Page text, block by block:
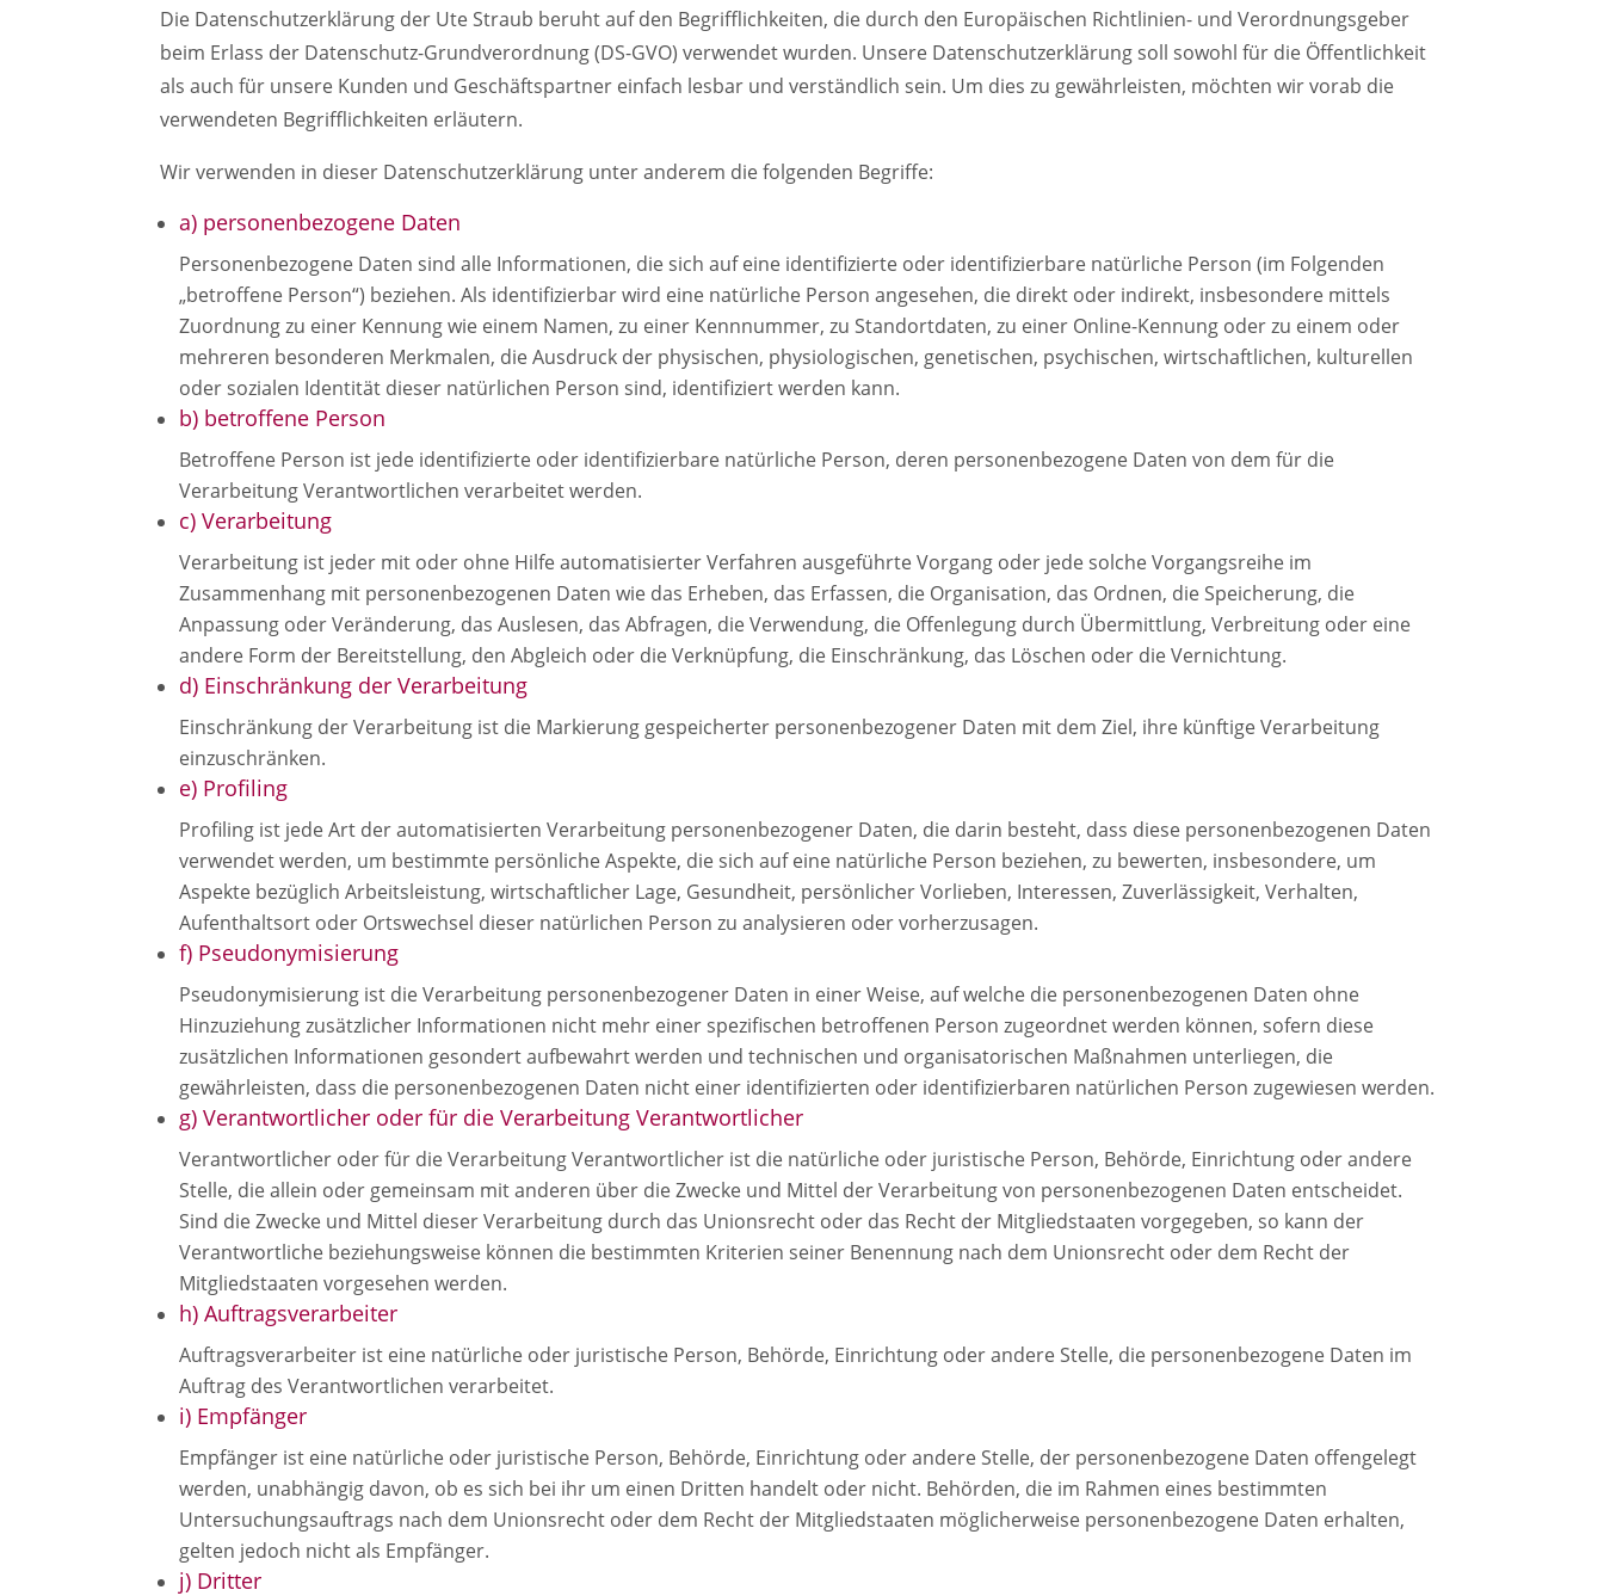
Die Datenschutzerklärung der Ute Straub beruht auf den Begrifflichkeiten, die durch den Europäischen Richtlinien- und Verordnungsgeber
beim Erlass der Datenschutz-Grundverordnung (DS-GVO) verwendet wurden. Unsere Datenschutzerklärung soll sowohl für die Öffentlichkeit
als auch für unsere Kunden und Geschäftspartner einfach lesbar und verständlich sein. Um dies zu gewährleisten, möchten wir vorab die
verwendeten Begrifflichkeiten erläutern.
Wir verwenden in dieser Datenschutzerklärung unter anderem die folgenden Begriffe:
a) personenbezogene Daten
Personenbezogene Daten sind alle Informationen, die sich auf eine identifizierte oder identifizierbare natürliche Person (im Folgenden
„betroffene Person“) beziehen. Als identifizierbar wird eine natürliche Person angesehen, die direkt oder indirekt, insbesondere mittels
Zuordnung zu einer Kennung wie einem Namen, zu einer Kennnummer, zu Standortdaten, zu einer Online-Kennung oder zu einem oder
mehreren besonderen Merkmalen, die Ausdruck der physischen, physiologischen, genetischen, psychischen, wirtschaftlichen, kulturellen
oder sozialen Identität dieser natürlichen Person sind, identifiziert werden kann.
b) betroffene Person
Betroffene Person ist jede identifizierte oder identifizierbare natürliche Person, deren personenbezogene Daten von dem für die
Verarbeitung Verantwortlichen verarbeitet werden.
c) Verarbeitung
Verarbeitung ist jeder mit oder ohne Hilfe automatisierter Verfahren ausgeführte Vorgang oder jede solche Vorgangsreihe im
Zusammenhang mit personenbezogenen Daten wie das Erheben, das Erfassen, die Organisation, das Ordnen, die Speicherung, die
Anpassung oder Veränderung, das Auslesen, das Abfragen, die Verwendung, die Offenlegung durch Übermittlung, Verbreitung oder eine
andere Form der Bereitstellung, den Abgleich oder die Verknüpfung, die Einschränkung, das Löschen oder die Vernichtung.
d) Einschränkung der Verarbeitung
Einschränkung der Verarbeitung ist die Markierung gespeicherter personenbezogener Daten mit dem Ziel, ihre künftige Verarbeitung
einzuschränken.
e) Profiling
Profiling ist jede Art der automatisierten Verarbeitung personenbezogener Daten, die darin besteht, dass diese personenbezogenen Daten
verwendet werden, um bestimmte persönliche Aspekte, die sich auf eine natürliche Person beziehen, zu bewerten, insbesondere, um
Aspekte bezüglich Arbeitsleistung, wirtschaftlicher Lage, Gesundheit, persönlicher Vorlieben, Interessen, Zuverlässigkeit, Verhalten,
Aufenthaltsort oder Ortswechsel dieser natürlichen Person zu analysieren oder vorherzusagen.
f) Pseudonymisierung
Pseudonymisierung ist die Verarbeitung personenbezogener Daten in einer Weise, auf welche die personenbezogenen Daten ohne
Hinzuziehung zusätzlicher Informationen nicht mehr einer spezifischen betroffenen Person zugeordnet werden können, sofern diese
zusätzlichen Informationen gesondert aufbewahrt werden und technischen und organisatorischen Maßnahmen unterliegen, die
gewährleisten, dass die personenbezogenen Daten nicht einer identifizierten oder identifizierbaren natürlichen Person zugewiesen werden.
g) Verantwortlicher oder für die Verarbeitung Verantwortlicher
Verantwortlicher oder für die Verarbeitung Verantwortlicher ist die natürliche oder juristische Person, Behörde, Einrichtung oder andere
Stelle, die allein oder gemeinsam mit anderen über die Zwecke und Mittel der Verarbeitung von personenbezogenen Daten entscheidet.
Sind die Zwecke und Mittel dieser Verarbeitung durch das Unionsrecht oder das Recht der Mitgliedstaaten vorgegeben, so kann der
Verantwortliche beziehungsweise können die bestimmten Kriterien seiner Benennung nach dem Unionsrecht oder dem Recht der
Mitgliedstaaten vorgesehen werden.
h) Auftragsverarbeiter
Auftragsverarbeiter ist eine natürliche oder juristische Person, Behörde, Einrichtung oder andere Stelle, die personenbezogene Daten im
Auftrag des Verantwortlichen verarbeitet.
i) Empfänger
Empfänger ist eine natürliche oder juristische Person, Behörde, Einrichtung oder andere Stelle, der personenbezogene Daten offengelegt
werden, unabhängig davon, ob es sich bei ihr um einen Dritten handelt oder nicht. Behörden, die im Rahmen eines bestimmten
Untersuchungsauftrags nach dem Unionsrecht oder dem Recht der Mitgliedstaaten möglicherweise personenbezogene Daten erhalten,
gelten jedoch nicht als Empfänger.
j) Dritter